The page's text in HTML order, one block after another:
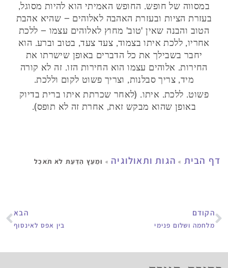
במסווה של חופש. החופש האמיתי הוא להיות מסוגל,
בעזרת הציות ובעזרת האהבה לאלוהים – שהיא אהבת
הטוב והבנה שאין 'טוב' מחוץ לאלוהים עצמו – ללכת
אחריו, ללכת איתו בצמוד, צעד צעד, בטוב וברע. הוא
יחבר בשבילך את כל הדברים באופן שישרתו את
החירות. אלוהים עצמו הוא החירות הזו. זה לא קורה
מיד, צריך סבלנות, וצריך פשוט לקום וללכת.
פשוט. ללכת. איתו. (לאחר שכרתת איתו ברית בדיוק
באופן שהוא מבקש זאת, אחרת זה לא תופס).
דף הבית » הגות ותאולוגיה » וּמֵעֵץ הַדַּעַת לֹא תֹאכַל
הקודם
מלחמה ושלום פנימי
הבא
בין אפס לאינסוף